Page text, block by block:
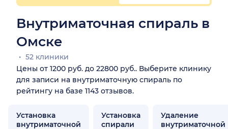
Внутриматочная спираль в
Омске
52 клиники
Цены от 1200 руб. до 22800 руб.. Выберите клинику
для записи на внутриматочную спираль по
рейтингу на базе 1143 отзывов.
Установка
внутриматочной
Установка
спирали
Удаление
внутриматочной